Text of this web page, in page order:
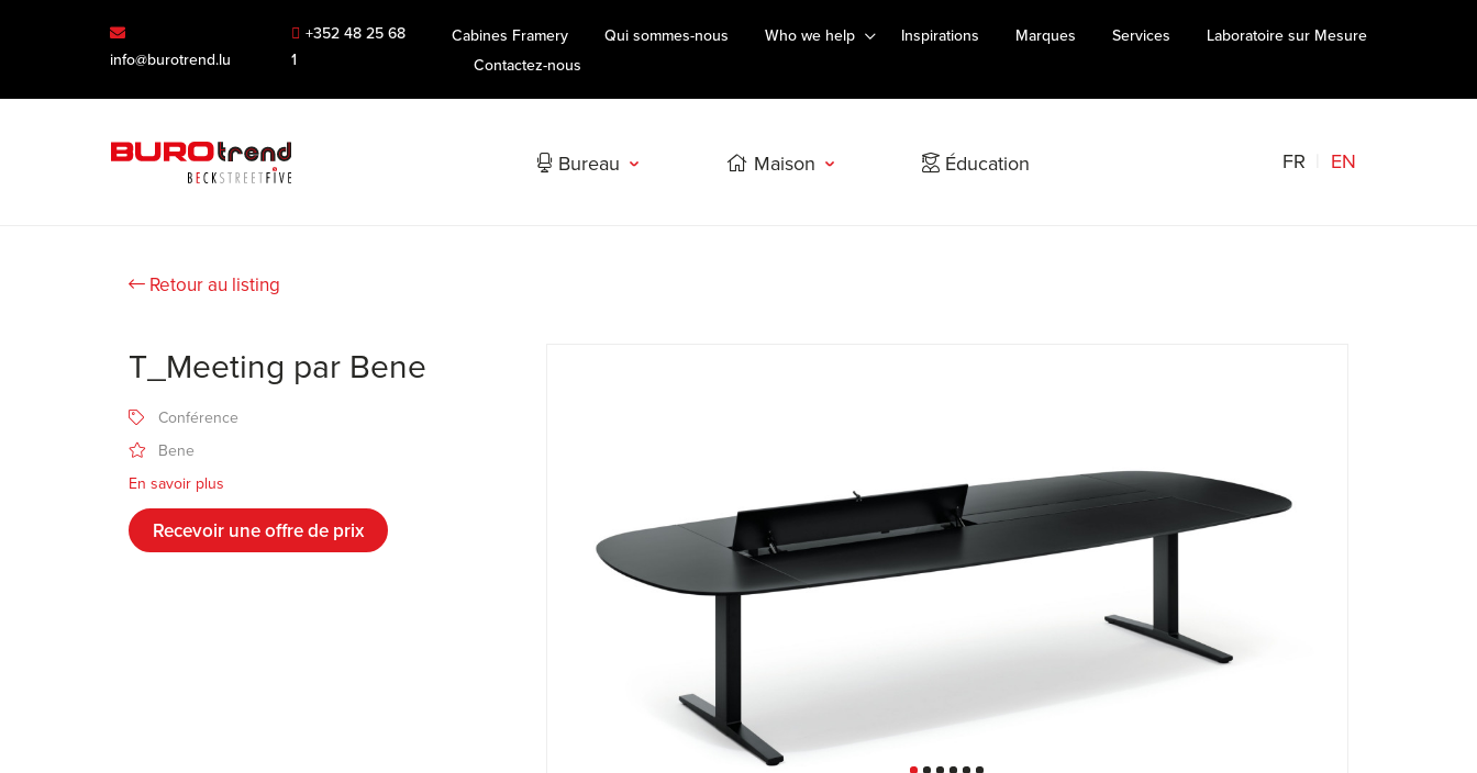
info@burotrend.lu
+352 48 25 68
1
Cabines Framery Qui sommes-nous Who we help Inspirations Marques Services
Laboratoire sur Mesure
Contactez-nous
Bureau Maison Éducation FR EN
Retour au listing
T_Meeting par Bene
Conférence
Bene
En savoir plus
Recevoir une offre de prix